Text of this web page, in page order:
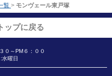
覧 > モンヴェール東戸塚
ップに戻る
０～PM６：００
水曜日